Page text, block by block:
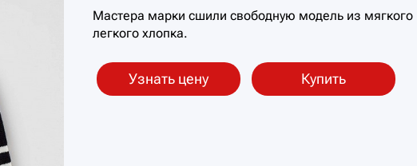
Мастера марки сшили свободную модель из мягкого
легкого хлопка.
Узнать цену Купить